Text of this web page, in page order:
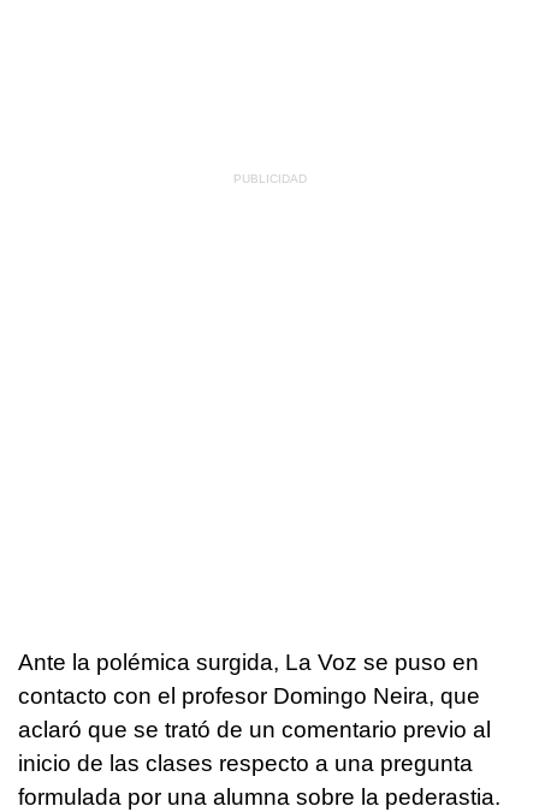
Ante la polémica surgida, La Voz se puso en
contacto con el profesor Domingo Neira, que
aclaró que se trató de un comentario previo al
inicio de las clases respecto a una pregunta
formulada por una alumna sobre la pederastia.